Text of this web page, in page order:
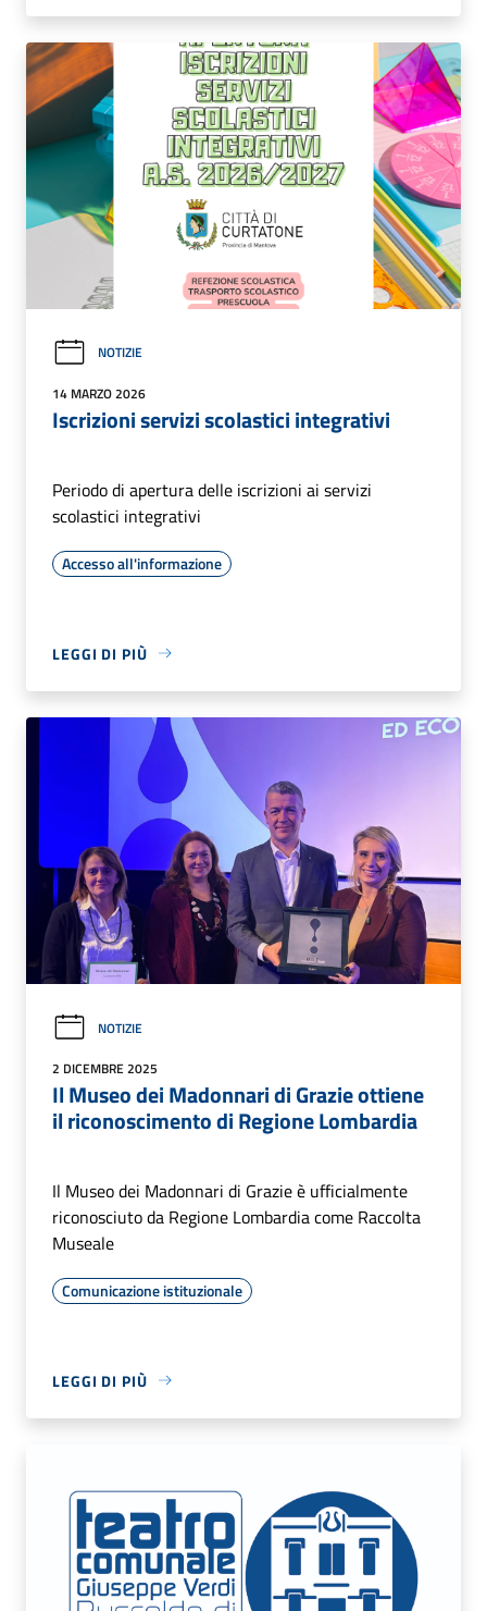
NOTIZIE
14 MARZO 2026
Iscrizioni servizi scolastici integrativi
Periodo di apertura delle iscrizioni ai servizi
scolastici integrativi
Accesso all'informazione
LEGGI DI PIÙ
NOTIZIE
2 DICEMBRE 2025
Il Museo dei Madonnari di Grazie ottiene
il riconoscimento di Regione Lombardia
Il Museo dei Madonnari di Grazie è ufficialmente
riconosciuto da Regione Lombardia come Raccolta
Museale
Comunicazione istituzionale
LEGGI DI PIÙ